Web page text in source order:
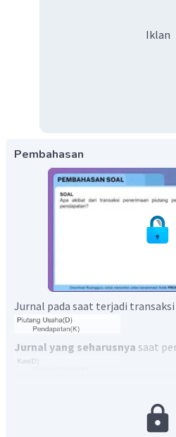
Iklan
Pembahasan
Jurnal pada saat terjadi transaksi
Jurnal yang seharusnya saat
Karena kesalahan pencatatan